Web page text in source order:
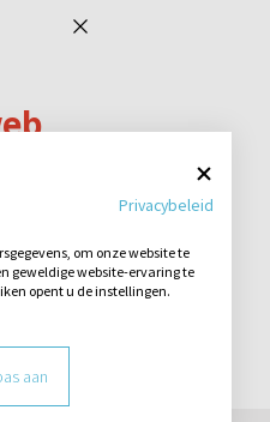
Privacybeleid
om onze website te
geweldige website-ervaring te
opent u de instellingen.
aan